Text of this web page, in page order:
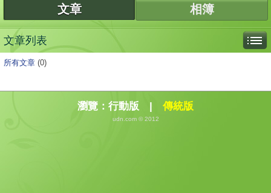
文章 相簿
文章列表
所有文章 (0)
瀏覽： 行動版 | 傳統版
udn.com © 2012